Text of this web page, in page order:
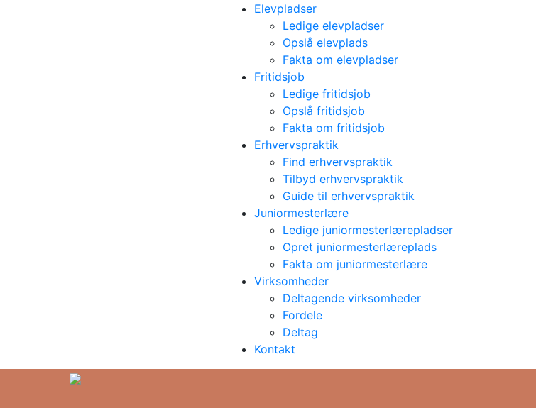
Elevpladser
Ledige elevpladser
Opslå elevplads
Fakta om elevpladser
Fritidsjob
Ledige fritidsjob
Opslå fritidsjob
Fakta om fritidsjob
Erhvervspraktik
Find erhvervspraktik
Tilbyd erhvervspraktik
Guide til erhvervspraktik
Juniormesterlære
Ledige juniormesterlærepladser
Opret juniormesterlæreplads
Fakta om juniormesterlære
Virksomheder
Deltagende virksomheder
Fordele
Deltag
Kontakt